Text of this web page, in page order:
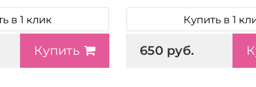
в 1 клик
Купить
Купить в 1
650 руб.